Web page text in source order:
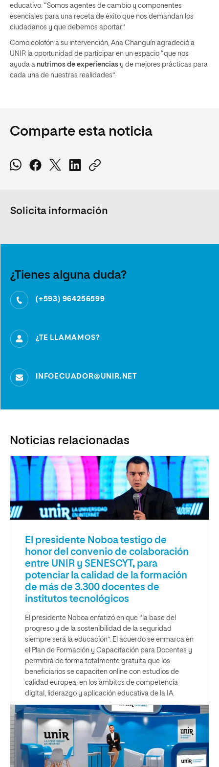
educativo. “Somos agentes de cambio y componentes
esenciales para una receta de éxito que nos demandan los
ciudadanos y que debemos aportar”.
Como colofón a su intervención, Ana Changuín agradeció a
UNIR la oportunidad de participar en un espacio “que nos
ayuda a nutrirnos de experiencias y de mejores prácticas para
cada una de nuestras realidades”.
Comparte esta noticia
Solicita información
¿Tienes alguna duda?
(+593) 964256599
¿TE LLAMAMOS?
INFOECUADOR@UNIR.NET
Noticias relacionadas
El presidente Noboa testigo de
honor del convenio de colaboración
entre UNIR y SENESCYT, para
potenciar la calidad de la formación
de más de 3.300 docentes de
institutos tecnológicos
El presidente Noboa enfatizó en que "la base del
progreso y de la sostenibilidad de la seguridad
siempre será la educación”. El acuerdo se enmarca en
el Plan de Formación y Capacitación para Docentes y
permitirá de forma totalmente gratuita que los
beneficiarios se capaciten online con estudios de
calidad europea, en los ámbitos de competencia
digital, liderazgo y aplicación educativa de la IA.